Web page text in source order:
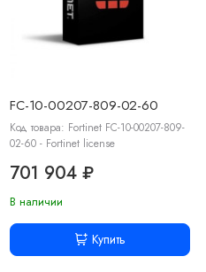
FC-10-00207-809-02-60
Код товара: Fortinet FC-10-00207-809-
02-60 - Fortinet license
701 904 ₽
В наличии
Купить